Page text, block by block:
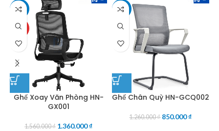
-13%
HOT
Ghế Xoay Văn Phòng HN-
GX001
1.560.000₫ 1.360.000₫
-33%
Ghế Chân Quỳ HN-GCQ002
1.260.000₫ 850.000₫